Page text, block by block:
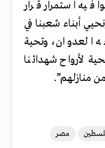
فيه استمرار قرار
أبناء شعبنا في
العدوان، وتحية
لأرواح شهدائنا
منازلهم”.
مصر